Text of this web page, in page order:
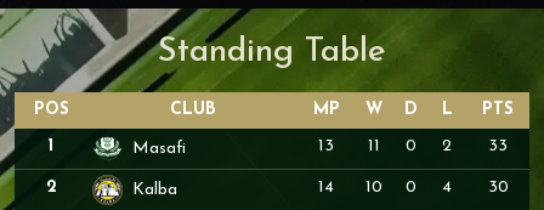
Standing Table
POS CLUB MP W D L
PTS
1
Masafi 13 11 0 2 33
2 Kalba 14 10 0 4 30